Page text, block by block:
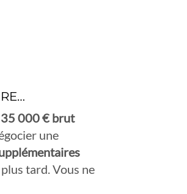
35 000 € brut
une
tard. Vous ne